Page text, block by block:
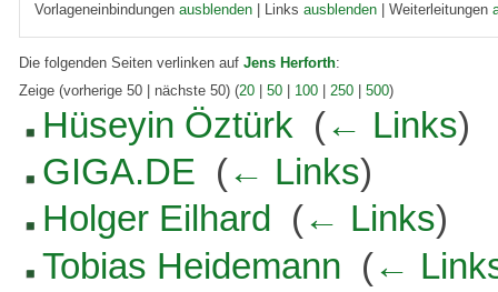
Vorlageneinbindungenausblenden | Linksausblenden | Weiterleitungen
Die folgenden Seiten verlinken auf Jens Herforth:
Zeige (vorherige 50 | nächste 50) (20 50 100 250 500)
Hüseyin Öztürk (← Links)
GIGA.DE (← Links)
Holger Eilhard
(← Links)
Tobias Heidemann (←